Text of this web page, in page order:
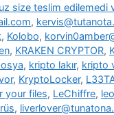
size teslim edilemedi
,
, Kolobo,
, KRAKEN CRYPTOR,
, kripto lakır, kripto
, KryptoLocker,
your files, LeChiffre,
,